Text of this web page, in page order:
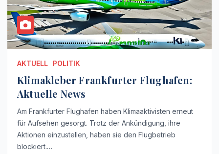
AKTUELL POLITIK
Klimakleber Frankfurter Flughafen:
Aktuelle News
Am Frankfurter Flughafen haben Klimaaktivisten erneut
für Aufsehen gesorgt. Trotz der Ankündigung, ihre
Aktionen einzustellen, haben sie den Flugbetrieb
blockiert.…